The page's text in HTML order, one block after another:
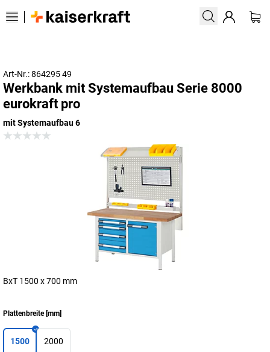
Art-Nr.: 864295 49
Werkbank mit Systemaufbau Serie 8000
eurokraft pro
mit Systemaufbau 6
BxT 1500 x 700 mm
Plattenbreite[mm]
1500 2000